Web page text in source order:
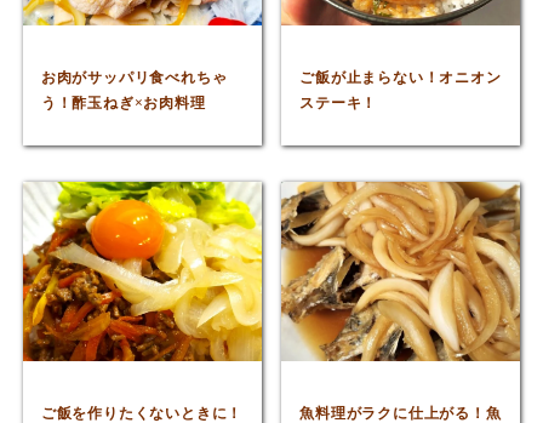
お肉がサッパリ食べれちゃ
う！酢玉ねぎ×お肉料理
ご飯が止まらない！オニオン
ステーキ！
ご飯を作りたくないときに！
魚料理がラクに仕上がる！魚